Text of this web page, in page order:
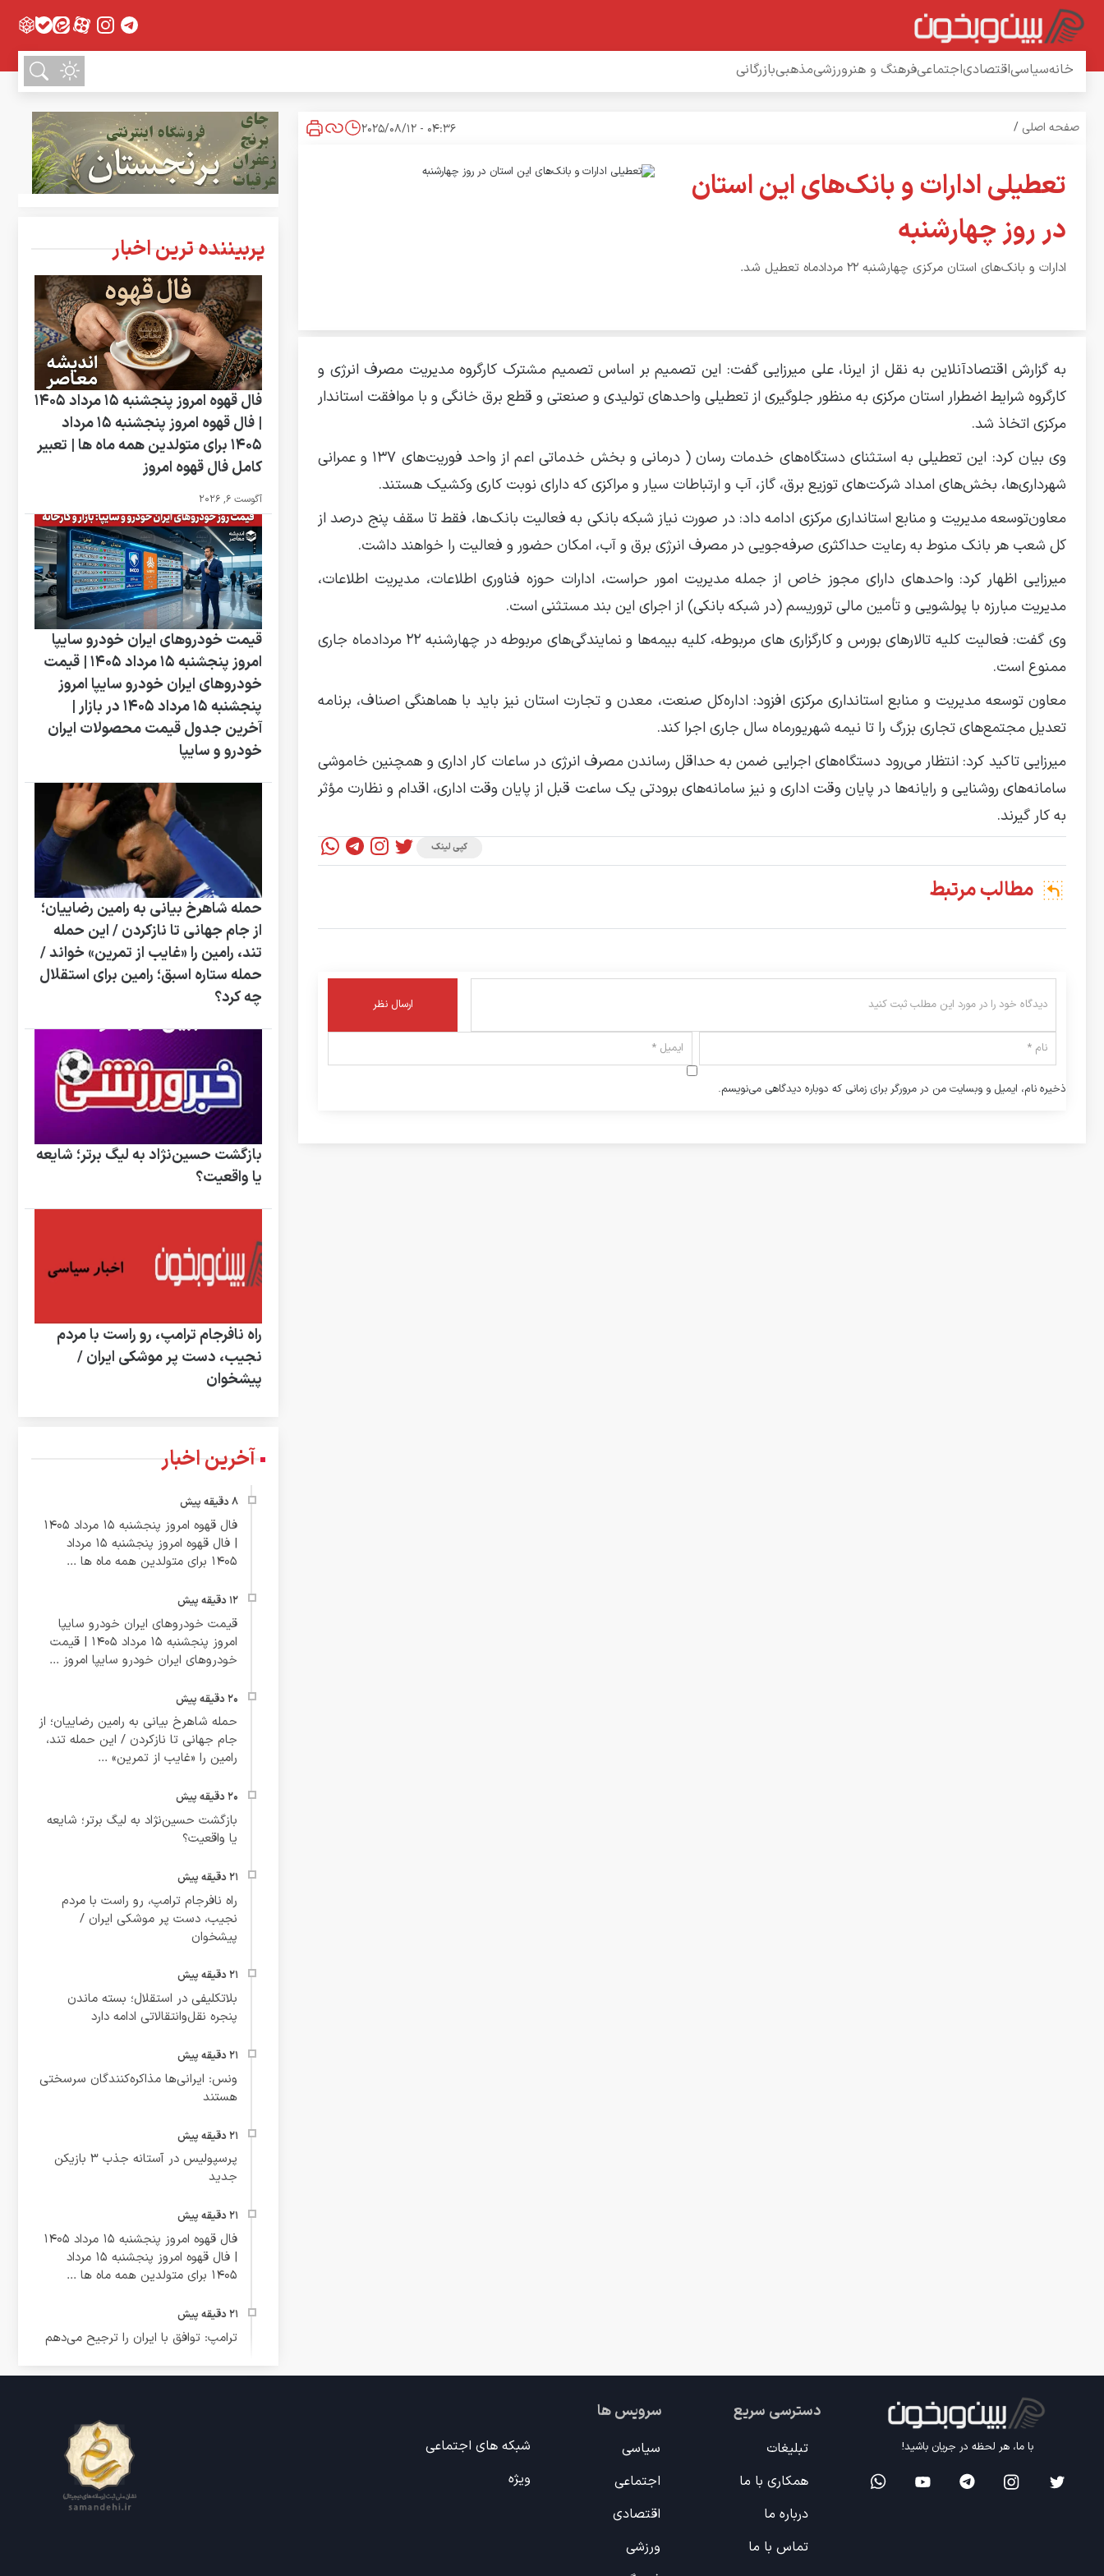
خانهسیاسیاقتصادیاجتماعیفرهنگ و هنرورزشیمذهبیبازرگانی
صفحه اصلی /
04:36 - 2025/08/12
تعطیلی ادارات و بانک‌های این استان
در روز چهارشنبه
ادارات و بانک‌های استان مرکزی چهارشنبه ۲۲ مردادماه تعطیل شد.
به گزارش اقتصادآنلاین به نقل از ایرنا، علی میرزایی گفت: این تصمیم بر اساس تصمیم مشترک کارگروه مدیریت مصرف انرژی و
کارگروه شرایط اضطرار استان مرکزی به منظور جلوگیری از تعطیلی واحدهای تولیدی و صنعتی و قطع برق خانگی و با موافقت استاندار
مرکزی اتخاذ شد.
وی بیان کرد: این تعطیلی به استثنای دستگاه‌های خدمات رسان ( درمانی و بخش خدماتی اعم از واحد فوریت‌های ۱۳۷ و عمرانی
شهرداری‌ها، بخش‌های امداد شرکت‌های توزیع برق، گاز، آب و ارتباطات سیار و مراکزی که دارای نوبت کاری وکشیک هستند.
معاون‌توسعه مدیریت و منابع استانداری مرکزی ادامه داد: در صورت نیاز شبکه بانکی به فعالیت بانک‌ها، فقط تا سقف پنج درصد از
کل شعب هر بانک منوط به رعایت حداکثری صرفه‌جویی در مصرف انرژی برق و آب، امکان حضور و فعالیت را خواهند داشت.
میرزایی اظهار کرد: واحدهای دارای مجوز خاص از جمله مدیریت امور حراست، ادارات حوزه فناوری اطلاعات، مدیریت اطلاعات،
مدیریت مبارزه با پولشویی و تأمین مالی تروریسم (در شبکه بانکی) از اجرای این بند مستثنی است.
وی گفت: فعالیت کلیه تالارهای بورس و کارگزاری های مربوطه، کلیه بیمه‌ها و نمایندگی‌های مربوطه در چهارشنبه ۲۲ مردادماه جاری
ممنوع است.
معاون توسعه مدیریت و منابع استانداری مرکزی افزود: اداره‌کل صنعت، معدن و تجارت استان نیز باید با هماهنگی اصناف، برنامه
تعدیل مجتمع‌های تجاری بزرگ را تا نیمه شهریورماه سال جاری اجرا کند.
میرزایی تاکید کرد: انتظار می‌رود دستگاه‌های اجرایی ضمن به حداقل رساندن مصرف انرژی در ساعات کار اداری و همچنین خاموشی
سامانه‌های روشنایی و رایانه‌ها در پایان وقت اداری و نیز سامانه‌های برودتی یک ساعت قبل از پایان وقت اداری، اقدام و نظارت مؤثر
به کار گیرند.
کپی لینک
مطالب مرتبط
ذخیره نام، ایمیل و وبسایت من در مرورگر برای زمانی که دوباره دیدگاهی می‌نویسم.
پربیننده ترین اخبار
فال قهوه امروز پنجشنبه 15 مرداد 1405
| فال قهوه امروز پنجشنبه 15 مرداد
1405 برای متولدین همه ماه ها | تعبیر
کامل فال قهوه امروز
آگوست 6, 2026
قیمت خودروهای ایران خودرو سایپا
امروز پنجشنبه 15 مرداد 1405 | قیمت
خودروهای ایران خودرو سایپا امروز
پنجشنبه 15 مرداد 1405 در بازار |
آخرین جدول قیمت محصولات ایران
خودرو و سایپا
حمله شاهرخ بیانی به رامین رضاییان؛
از جام جهانی تا نازکردن / این حمله
تند، رامین را «غایب از تمرین» خواند /
حمله ستاره اسبق؛ رامین برای استقلال
چه کرد؟
بازگشت حسین‌نژاد به لیگ برتر؛ شایعه
یا واقعیت؟
راه نافرجام ترامپ، رو راست با مردم
نجیب، دست پر موشکی ایران /
پیشخوان
آخرین اخبار
فال قهوه امروز پنجشنبه 15 مرداد 1405
| فال قهوه امروز پنجشنبه 15 مرداد
1405 برای متولدین همه ماه ها ...
قیمت خودروهای ایران خودرو سایپا
امروز پنجشنبه 15 مرداد 1405 | قیمت
خودروهای ایران خودرو سایپا امروز ...
حمله شاهرخ بیانی به رامین رضاییان؛ از
جام جهانی تا نازکردن / این حمله تند،
رامین را «غایب از تمرین» ...
بازگشت حسین‌نژاد به لیگ برتر؛ شایعه
یا واقعیت؟
راه نافرجام ترامپ، رو راست با مردم
نجیب، دست پر موشکی ایران /
پیشخوان
بلاتکلیفی در استقلال؛ بسته ماندن
پنجره نقل‌وانتقالاتی ادامه دارد
ونس: ایرانی‌ها مذاکره‌کنندگان سرسختی
هستند
پرسپولیس در آستانه جذب ۳ بازیکن
جدید
فال قهوه امروز پنجشنبه 15 مرداد 1405
| فال قهوه امروز پنجشنبه 15 مرداد
1405 برای متولدین همه ماه ها ...
ترامپ: توافق با ایران را ترجیح می‌دهم
با ما، هر لحظه در جریان باشید!
دسترسی سریع
تبلیغات
همکاری با ما
درباره ما
تماس با ما
سرویس ها
سیاسی
اجتماعی
اقتصادی
ورزشی
شبکه های اجتماعی
ویژه